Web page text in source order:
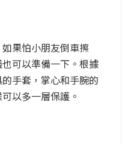
果怕小朋友倒車擦
可以準備一下。根據
手套，掌心和手腕的
以多一層保護。